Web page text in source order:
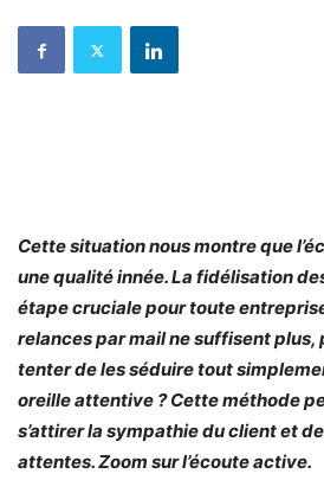
Cette situation nous montre que
une qualité innée. La fidélisation
étape cruciale pour toute
relances par mail ne suffisent plus,
tenter de les séduire tout
oreille attentive ? Cette méthode
s’attirer la sympathie du client et
attentes. Zoom sur l’écoute active.